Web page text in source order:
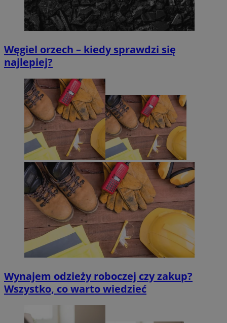
Węgiel orzech – kiedy sprawdzi się
najlepiej?
Wynajem odzieży roboczej czy zakup?
Wszystko, co warto wiedzieć